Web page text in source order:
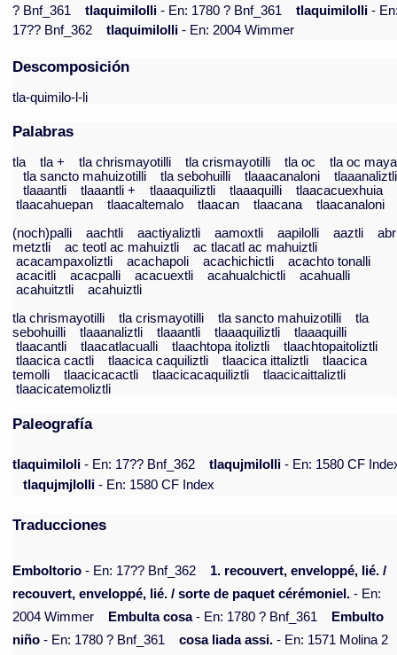
? Bnf_361
tlaquimilolli- En: 1780 ? Bnf_361 tlaquimilolli-
17?? Bnf_362
tlaquimilolli- En: 2004 Wimmer
Descomposición
tla-quimilo-l-li
Palabras
tla tla + tla chrismayotilli tla crismayotilli tla oc
tla oc maya
tla sancto mahuizotilli
tla sebohuilli tlaaacanaloni
tlaaanaliztli
tlaaantli
tlaaantli + tlaaaquiliztli tlaaaquilli
tlaacacuexhuia
tlaacahuepan
tlaacaltemalo tlaacan tlaacana
tlaacanaloni
(noch)palli
aachtli aactiyaliztli aamoxtli aapilolli aaztli
metztli
ac teotl ac mahuiztli
ac tlacatl ac mahuiztli
acacampaxoliztli
acachapoli acachichictli
acachto tonalli
acacitli
acacpalli acacuextli acahualchictli
acahualli
acahuitztli
acahuiztli
tla chrismayotilli
tla crismayotilli tla sancto mahuizotilli
tla
sebohuilli
tlaaanaliztli tlaaantli tlaaaquiliztli
tlaaaquilli
tlaacantli
tlaacatlacualli tlaachtopa itoliztli
tlaachtopaitoliztli
tlaacica cactli
tlaacica caquiliztli tlaacica ittaliztli
tlaacica
temolli
tlaacicacactli tlaacicacaquiliztli
tlaacicaittaliztli
tlaacicatemoliztli
Paleografía
tlaquimiloli - En: 17?? Bnf_362 tlaqujmilolli - En: 1580 CF
tlaqujmjlolli - En: 1580 CF Index
Traducciones
Emboltorio - En: 17?? Bnf_362
1. recouvert, enveloppé, lié. /
recouvert, enveloppé, lié. / sorte de paquet cérémoniel. - En:
2004 Wimmer
Embulta cosa- En: 1780 ? Bnf_361
Embulto
niño - En: 1780 ? Bnf_361 cosa liada assi. - En: 1571 Molina 2